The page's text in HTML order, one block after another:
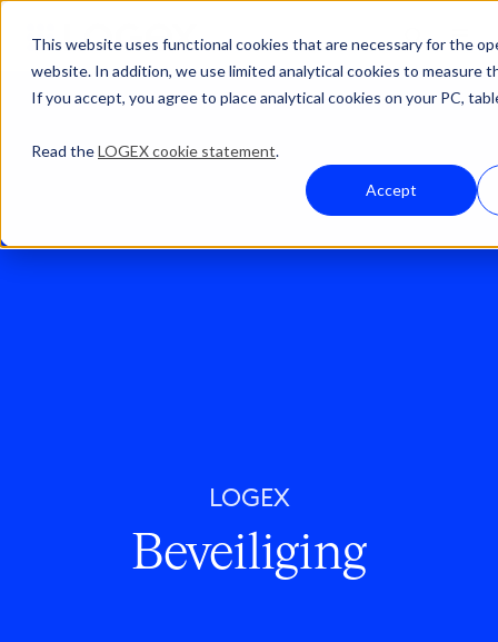
This website uses functional cookies that are necessary for the
website. In addition, we use limited analytical cookies to measure
If you accept, you agree to place analytical cookies on your PC,
Read theLOGEX cookie statement.
Accept
LOGEX
Beveiliging